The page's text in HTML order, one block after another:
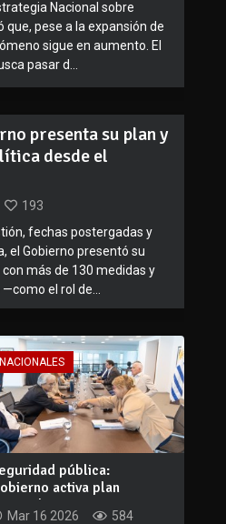
Nacional sobre
que, pese a la expansión de
sigue en aumento. El
pasar d...
presenta su plan y
desde el
193
fechas postergadas y
el Gobierno presentó su
más de 130 medidas y
el rol de...
NACIONALES
pública:
activa plan
con eje en...
Mar 16 2026
584